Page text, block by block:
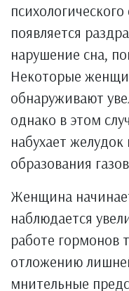
появляется
нарушение сна,
Некоторые
обнаруживают
однако в этом
набухает
образования
Женщина
наблюдается
работе гормонов
отложению
мнительные